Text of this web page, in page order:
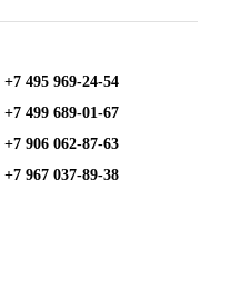
+7 495 969-24-54
+7 499 689-01-67
+7 906 062-87-63
+7 967 037-89-38